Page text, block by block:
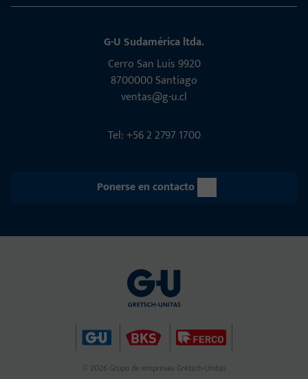
G-U Sudamérica ltda.
Cerro San Luis 9920
8700000 Santiago
ventas@g-u.cl
Tel: +56 2 2797 1700
Ponerse en contacto
© 2026 Grupo de empresas Gretsch-Unitas